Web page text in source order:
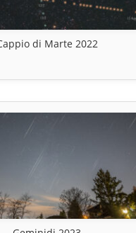
di Marte 2022